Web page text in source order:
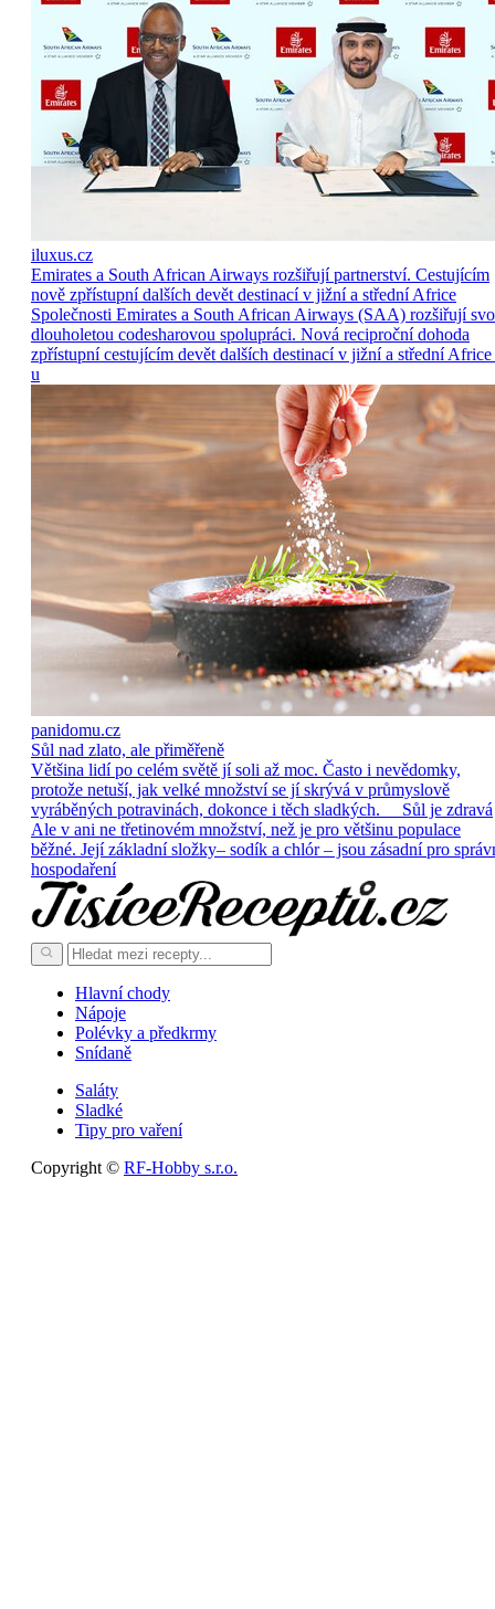
iluxus.cz
Emirates a South African Airways rozšiřují partnerství. Cestujícím
nově zpřístupní dalších devět destinací v jižní a střední Africe
Společnosti Emirates a South African Airways (SAA) rozšiřují
dlouholetou codesharovou spolupráci. Nová reciproční dohoda
zpřístupní cestujícím devět dalších destinací v jižní a střední Africe
u
panidomu.cz
Sůl nad zlato, ale přiměřeně
Většina lidí po celém světě jí soli až moc. Často i nevědomky,
protože netuší, jak velké množství se jí skrývá v průmyslově
vyráběných potravinách, dokonce i těch sladkých. Sůl je zdravá
Ale v ani ne třetinovém množství, než je pro většinu populace
běžné. Její základní složky– sodík a chlór – jsou zásadní pro
hospodaření
Hlavní chody
Nápoje
Polévky a předkrmy
Snídaně
Saláty
Sladké
Tipy pro vaření
Copyright © RF-Hobby s.r.o.